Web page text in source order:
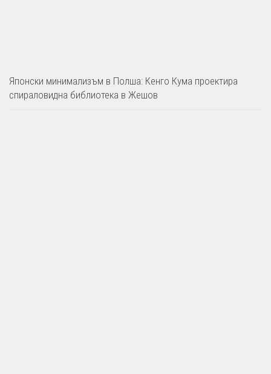
Японски минимализъм в Полша: Кенго Кума проектира
спираловидна библиотека в Жешов